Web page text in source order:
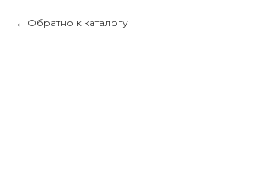
Обратно к каталогу